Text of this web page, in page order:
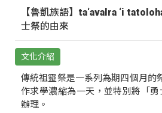
【魯凱族語】ta‘avalra ‘i
士祭的由來
文化介紹
傳統祖靈祭是一系列為期四個月的
作求學濃縮為一天，並特別將「勇
辦理。